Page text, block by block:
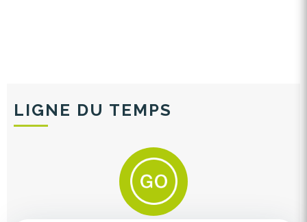
LIGNE DU TEMPS